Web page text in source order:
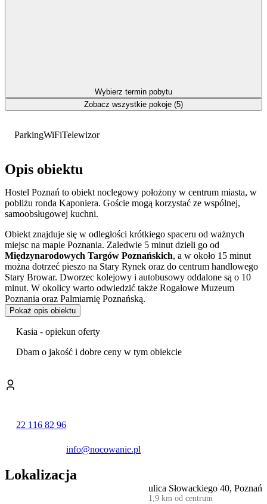
ParkingWiFiTelewizor
Opis obiektu
Hostel Poznań to obiekt noclegowy położony w centrum miasta, w
pobliżu ronda Kaponiera. Goście mogą korzystać ze wspólnej,
samoobsługowej kuchni.
Obiekt znajduje się w odległości krótkiego spaceru od ważnych
miejsc na mapie Poznania. Zaledwie 5 minut dzieli go od
Międzynarodowych Targów Poznańskich, a w około 15 minut
można dotrzeć pieszo na Stary Rynek oraz do centrum handlowego
Stary Browar. Dworzec kolejowy i autobusowy oddalone są o 10
minut. W okolicy warto odwiedzić także Rogalowe Muzeum
Poznania oraz Palmiarnię Poznańską.
Oferta noclegowa obejmuje pokoje 2-, 3-, 4-, 5- oraz 8-osobowe.
Część z nich dysponuje prywatną łazienką.
Do dyspozycji wszystkich gości oddano w pełni wyposażoną,
przechowalnię bagażu
w wysokości 10 zł
Dla najmłodszych gości przygotowano bezpłatne
Goście szczególnie wysoko oceniają personel obiektu.
Pokaż opis obiektu
Kasia - opiekun oferty
Dbam o jakość i dobre ceny w tym obiekcie
22 116 82 96
info@nocowanie.pl
Lokalizacja
ulica Słowackiego 40, Poznań
1,9 km od centrum
Wybierz termin pobytu
Zobacz wszystkie pokoje (5)